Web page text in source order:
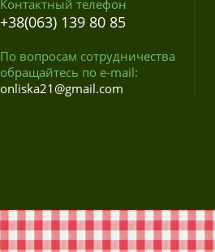
Контактный телефон
+38(063) 139 80 85
По вопросам сотрудничества
обращайтесь по e-mail:
onliska21@gmail.com